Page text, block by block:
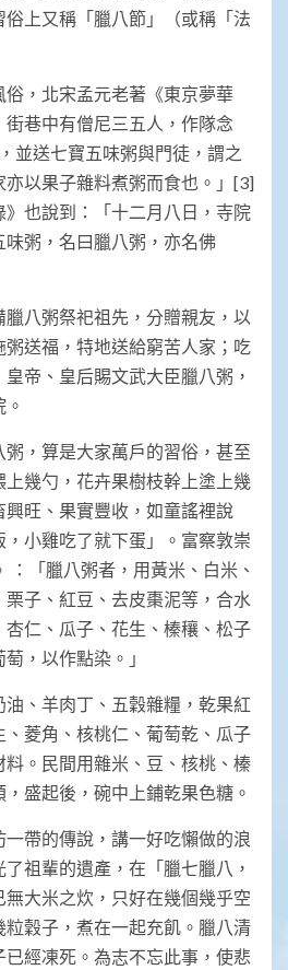
俗上又稱「臘八節」（或稱「法
，北宋孟元老著《東京夢華
巷中有僧尼三五人，作隊念
並送七寶五味粥與門徒，謂之
亦以果子雜料煮粥而食也。」[3]
也說到：「十二月八日，寺院
粥，名曰臘八粥，亦名佛
八粥祭祀祖先，分贈親友，以
送福，特地送給窮苦人家；吃
帝、皇后賜文武大臣臘八粥，
，算是大家萬戶的習俗，甚至
幾勺，花卉果樹枝幹上塗上幾
旺、果實豐收，如童謠裡說
小雞吃了就下蛋」。富察敦崇
：「臘八粥者，用黃米、白米、
子、紅豆、去皮棗泥等，合水
仁、瓜子、花生、榛穰、松子
，以作點染。」
、羊肉丁、五穀雜糧，乾果紅
菱角、核桃仁、葡萄乾、瓜子
。民間用雜米、豆、核桃、榛
盛起後，碗中上鋪乾果色糖。
帶的傳說，講一好吃懶做的浪
祖輩的遺產，在「臘七臘八，
大米之炊，只好在幾個幾乎空
穀子，煮在一起充飢。臘八清
經凍死。為志不忘此事，使悲